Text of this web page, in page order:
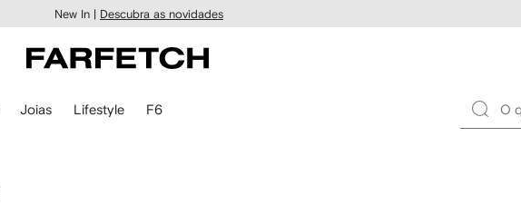
New In | Descubra as novidades
Joias Lifestyle F6